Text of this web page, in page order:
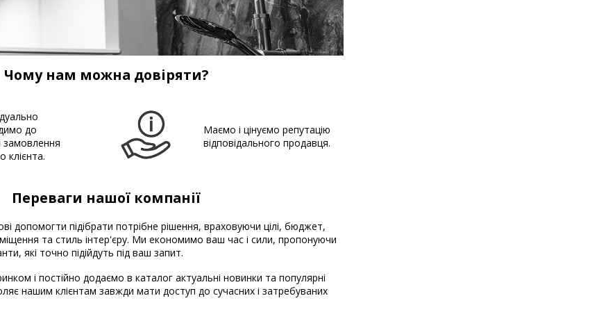
Чому нам можна довіряти?
до
замовлення
клієнта.
Маємо і цінуємо репутацію
відповідального продавця.
Переваги нашої компанії
допомогти підібрати потрібне рішення, враховуючи цілі, бюджет,
та стиль інтер'єру. Ми економимо ваш час і сили, пропонуючи
які точно підійдуть під ваш запит.
і постійно додаємо в каталог актуальні новинки та популярні
нашим клієнтам завжди мати доступ до сучасних і затребуваних